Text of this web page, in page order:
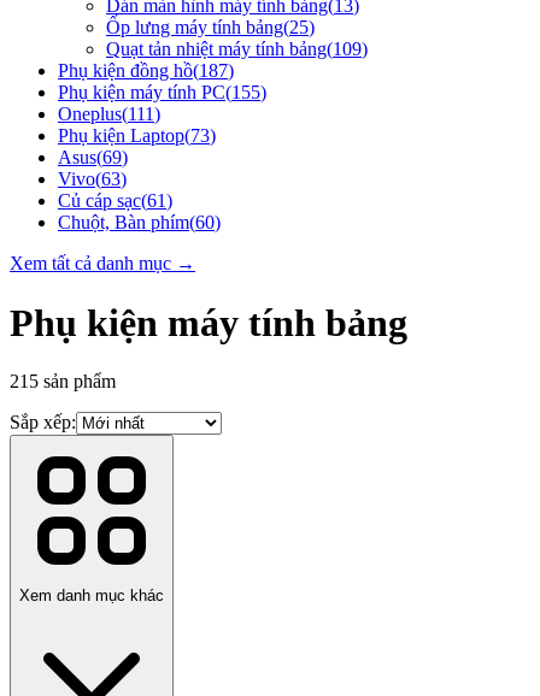
Dán màn hình máy tính bảng(13)
Ốp lưng máy tính bảng(25)
Quạt tản nhiệt máy tính bảng(109)
Phụ kiện đồng hồ(187)
Phụ kiện máy tính PC(155)
Oneplus(111)
Phụ kiện Laptop(73)
Asus(69)
Vivo(63)
Củ cáp sạc(61)
Chuột, Bàn phím(60)
Xem tất cả danh mục →
Phụ kiện máy tính bảng
215 sản phẩm
Sắp xếp:
Xem danh mục khác